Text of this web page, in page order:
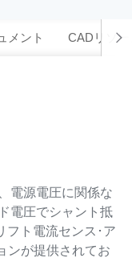
メント CADリソー
電源電圧に関係な
電圧でシャント抵
フト電流センス･ア
ンが提供されてお